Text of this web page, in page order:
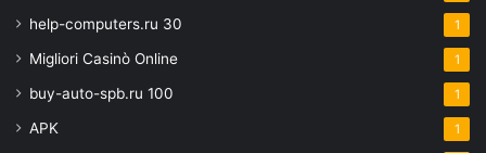
help-computers.ru 30 1
Migliori Casinò Online 1
buy-auto-spb.ru 100 1
APK 1